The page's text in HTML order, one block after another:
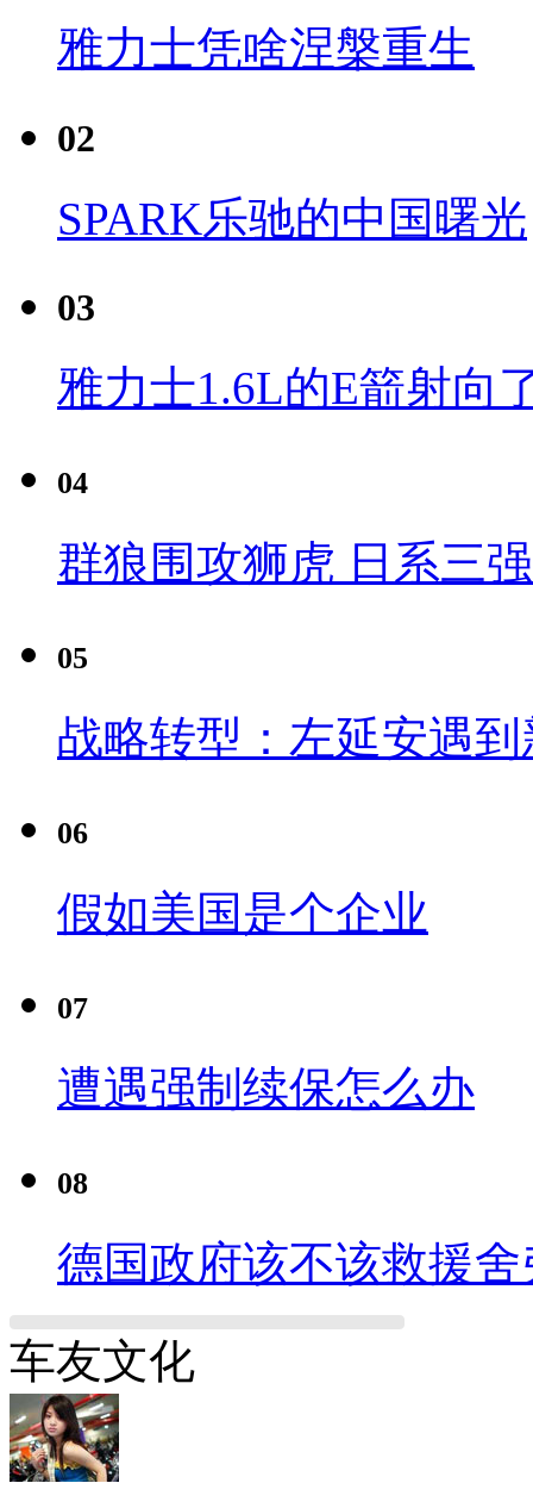
雅力士凭啥涅槃重生
02
SPARK乐驰的中国曙光
03
雅力士1.6L的E箭射向
04
群狼围攻狮虎 日系三
05
战略转型：左延安遇
06
假如美国是个企业
07
遭遇强制续保怎么办
08
德国政府该不该救援舍
车友文化